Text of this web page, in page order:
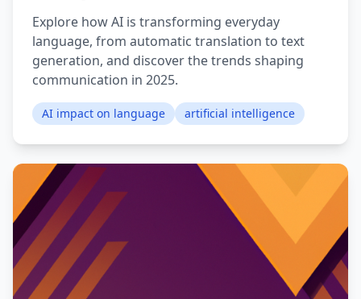
Explore how AI is transforming everyday
language, from automatic translation to text
generation, and discover the trends shaping
communication in 2025.
AI impact on language artificial intelligence